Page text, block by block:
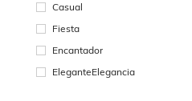
Casual
Fiesta
Encantador
EleganteElegancia